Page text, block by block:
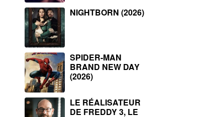
NIGHTBORN (2026)
SPIDER-MAN
BRAND NEW DAY
(2026)
LE RÉALISATEUR
DE FREDDY 3, LE